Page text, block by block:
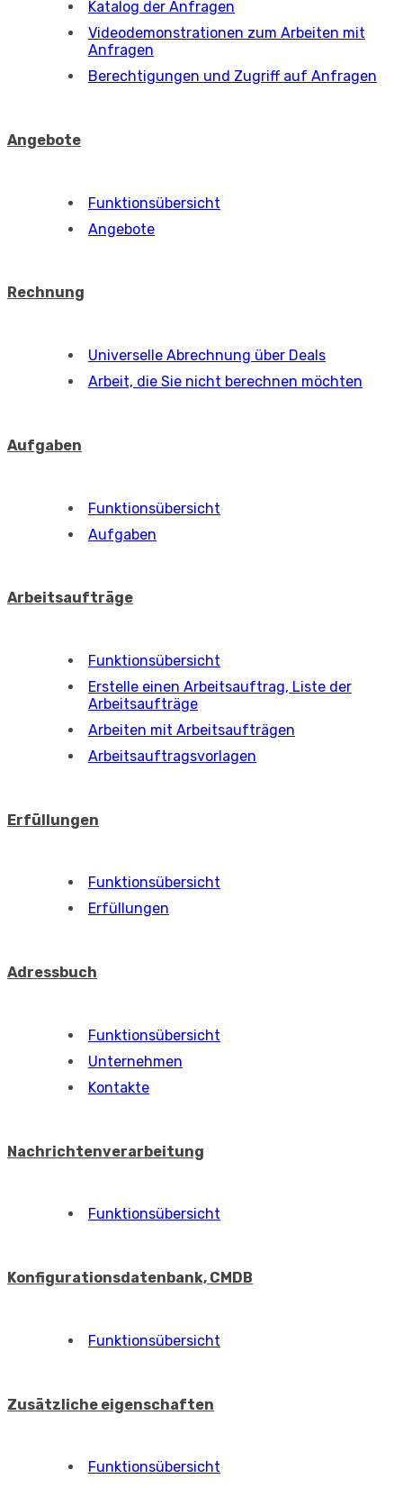
Katalog der Anfragen
Videodemonstrationen zum Arbeiten mit
Anfragen
Berechtigungen und Zugriff auf Anfragen
Angebote
Funktionsübersicht
Angebote
Rechnung
Universelle Abrechnung über Deals
Arbeit, die Sie nicht berechnen möchten
Aufgaben
Funktionsübersicht
Aufgaben
Arbeitsaufträge
Funktionsübersicht
Erstelle einen Arbeitsauftrag, Liste der
Arbeitsaufträge
Arbeiten mit Arbeitsaufträgen
Arbeitsauftragsvorlagen
Erfüllungen
Funktionsübersicht
Erfüllungen
Adressbuch
Funktionsübersicht
Unternehmen
Kontakte
Nachrichtenverarbeitung
Funktionsübersicht
Konfigurationsdatenbank, CMDB
Funktionsübersicht
Zusätzliche eigenschaften
Funktionsübersicht